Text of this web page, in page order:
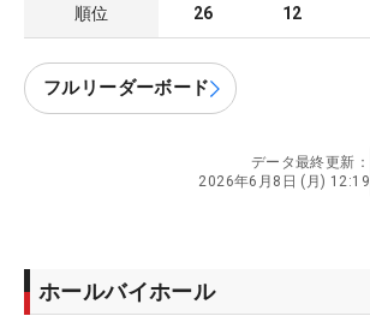
順位 26 12
フルリーダーボード
データ最終更新：
2026年6月8日 (月) 12:19
ホールバイホール